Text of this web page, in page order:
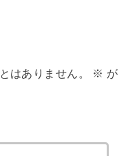
はありません。 ※ が